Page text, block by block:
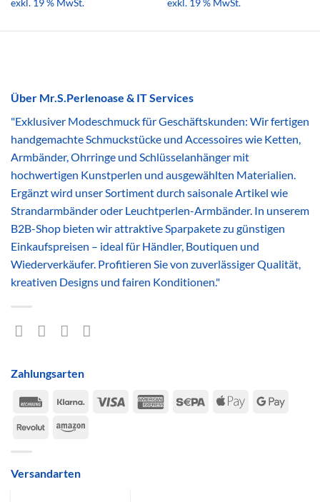
exkl. 19 % MwSt. exkl. 19 % MwSt.
Über Mr.S.Perlenoase & IT Services
"Exklusiver Modeschmuck für Geschäftskunden: Wir fertigen
handgemachte Schmuckstücke und Accessoires wie Ketten,
Armbänder, Ohrringe und Schlüsselanhänger mit
hochwertigen Kunstperlen und ausgewählten Materialien.
Ergänzt wird unser Sortiment durch saisonale Artikel wie
Strandarmbänder oder Leuchtperlen-Armbänder. In unserem
B2B-Shop bieten wir attraktive Sparpakete zu günstigen
Einkaufspreisen – ideal für Händler, Boutiquen und
Wiederverkäufer. Profitieren Sie von zuverlässiger Qualität,
kreativen Designs und fairen Konditionen."
Zahlungsarten
Rechung
Klarna Visa
American Sepa
Apple
Google
RevolutAmazon
Versandarten